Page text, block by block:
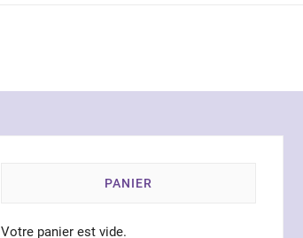
PANIER
Votre panier est vide.